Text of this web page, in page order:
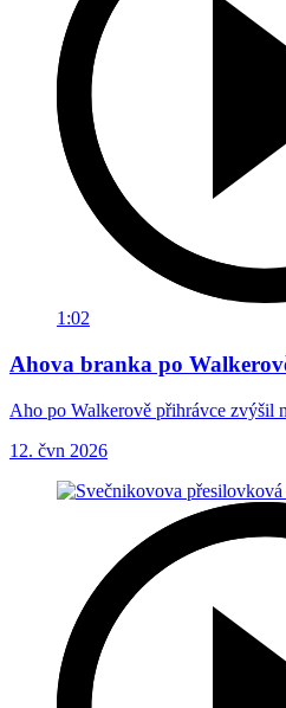
1:02
Ahova branka po
Aho po Walkerově přihrávce zvýšil
12. čvn 2026